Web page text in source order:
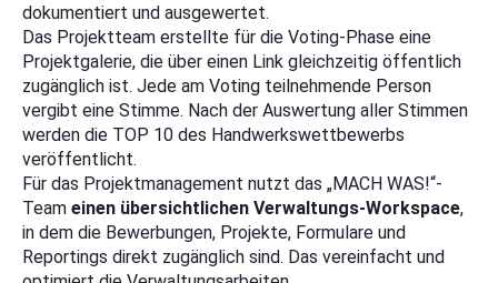
dokumentiert und ausgewertet.
Das Projektteam erstellte für die Voting-Phase eine
Projektgalerie, die über einen Link gleichzeitig öffentlich
zugänglich ist. Jede am Voting teilnehmende Person
vergibt eine Stimme. Nach der Auswertung aller Stimmen
werden die TOP 10 des Handwerkswettbewerbs
veröffentlicht.
Für das Projektmanagement nutzt das „MACH WAS!“-
Team einen übersichtlichen Verwaltungs-Workspace,
in dem die Bewerbungen, Projekte, Formulare und
Reportings direkt zugänglich sind. Das vereinfacht und